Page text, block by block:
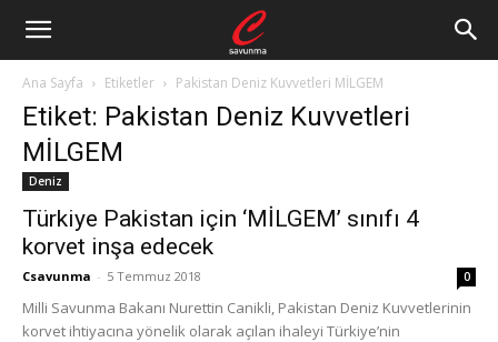
Ana Sayfa Etiketler Pakistan Deniz Kuvvetleri MİLGEM
Etiket: Pakistan Deniz Kuvvetleri
MİLGEM
Deniz
Türkiye Pakistan için ‘MİLGEM’ sınıfı 4
korvet inşa edecek
Csavunma - 5 Temmuz 2018 0
Milli Savunma Bakanı Nurettin Canikli, Pakistan Deniz Kuvvetlerinin
korvet ihtiyacına yönelik olarak açılan ihaleyi Türkiye’nin